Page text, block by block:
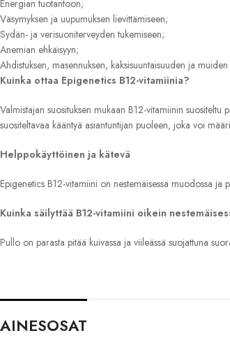
Energian tuotantoon;
Väsymyksen ja uupumuksen lievittämiseen;
Sydän- ja verisuoniterveyden tukemiseen;
Anemian ehkäisyyn;
Ahdistuksen, masennuksen, kaksisuuntaisuuden ja
Kuinka ottaa Epigenetics B12-vitamiinia?
Valmistajan suosituksen mukaan B12-vitamiinin
suositeltavaa kääntyä asiantuntijan puoleen, joka voi
Helppokäyttöinen ja kätevä
Epigenetics B12-vitamiini on nestemäisessä muodossa
Kuinka säilyttää B12-vitamiini oikein
Pullo on parasta pitää kuivassa ja viileässä suojattuna
AINESOSAT